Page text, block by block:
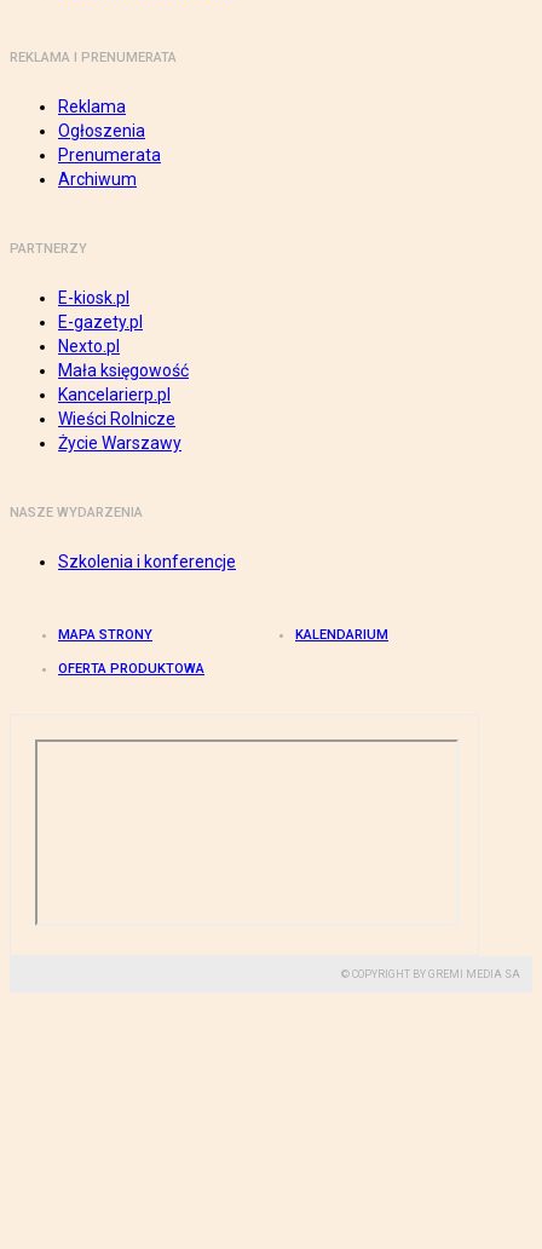
REKLAMA I PRENUMERATA
Reklama
Ogłoszenia
Prenumerata
Archiwum
PARTNERZY
E-kiosk.pl
E-gazety.pl
Nexto.pl
Mała księgowość
Kancelarierp.pl
Wieści Rolnicze
Życie Warszawy
NASZE WYDARZENIA
Szkolenia i konferencje
MAPA STRONY KALENDARIUM
OFERTA PRODUKTOWA
© COPYRIGHT BY GREMI MEDIA SA